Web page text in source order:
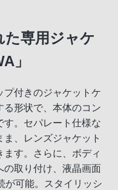
た専用ジャケ
」
プ付きのジャケットケ
る形状で、本体のコン
す。セパレート仕様な
、レンズジャケット
す。さらに、ボディ
の取り付け、液晶画面
が可能。スタイリッシ